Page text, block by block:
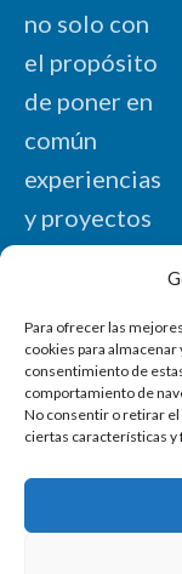
Para ofrecer las
cookies para
consentimiento de
comportamiento de
No consentir o retirar
ciertas características y
no solo con
el propósito
de poner en
común
experiencias
y proyectos
contribuir,
mediante
nuevas
propuestas, a
la
consecución